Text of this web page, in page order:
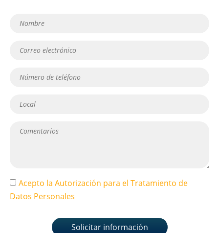
Acepto la Autorización para el Tratamiento de
Datos Personales
Solicitar información